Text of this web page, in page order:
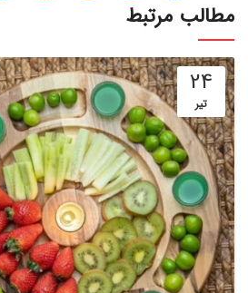
مطالب مرتبط
24
تیر